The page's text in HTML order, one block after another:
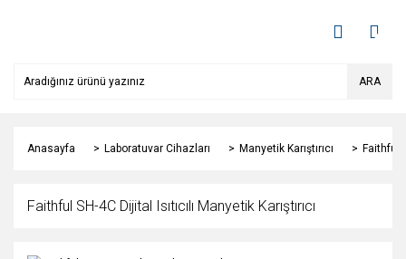
ARA
Anasayfa Laboratuvar Cihazları Manyetik Karıştırıcı Faithful
Faithful SH-4C Dijital Isıtıcılı Manyetik Karıştırıcı